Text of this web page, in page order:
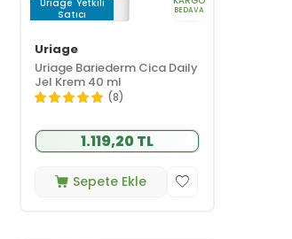
Uriage Yetkili
Satıcı
BEDAVA
Uriage
Uriage Bariederm Cica Daily
Jel Krem 40 ml
(8)
1.119,20 TL
Sepete Ekle